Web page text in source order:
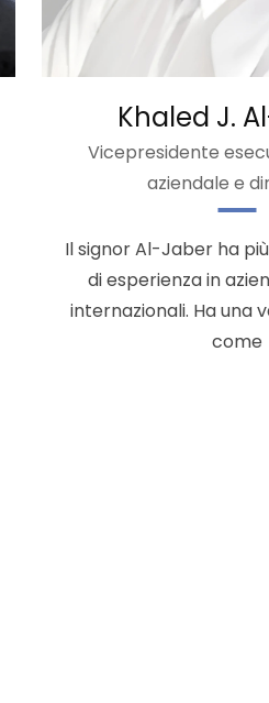
Khaled J.
Vicepresidente
aziendale e
Il signor Al-Jaber ha
di esperienza in
internazionali. Ha una
come